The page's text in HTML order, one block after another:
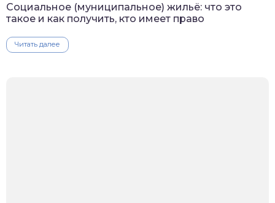
Социальное (муниципальное) жильё: что это
такое и как получить, кто имеет право
Читать далее